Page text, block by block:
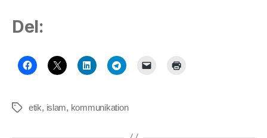
Del:
Tagsetik, islam, kommunikation